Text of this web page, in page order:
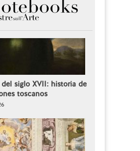
siglo XVII: historia de
toscanos